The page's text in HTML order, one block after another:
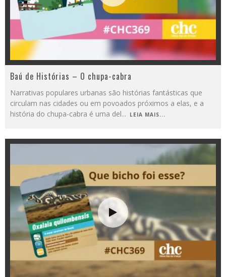
Baú de Histórias – O chupa-cabra
Narrativas populares urbanas são histórias fantásticas que
circulam nas cidades ou em povoados próximos a elas, e a
história do chupa-cabra é uma del... LEIA MAIS...